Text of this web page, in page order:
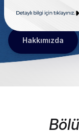
Hakkımızda